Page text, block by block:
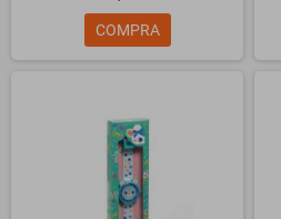
COMPRA